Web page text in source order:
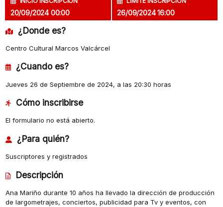
20/09/2024 00:00 26/09/2024 16:00
¿Donde es?
Centro Cultural Marcos Valcárcel
¿Cuando es?
Jueves 26 de Septiembre de 2024, a las 20:30 horas
Cómo inscribirse
El formulario no está abierto.
¿Para quién?
Suscriptores y registrados
Descripción
Ana Mariño durante 10 años ha llevado la dirección de producción
de largometrajes, conciertos, publicidad para Tv y eventos, con